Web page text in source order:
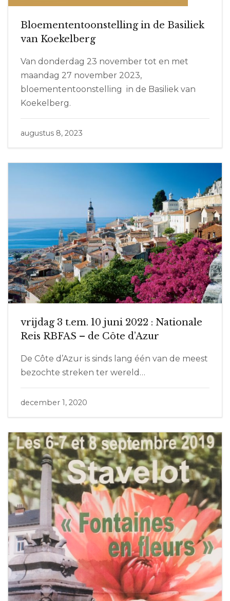
Bloemententoonstelling in de Basiliek
van Koekelberg
Van donderdag 23 november tot en met
maandag 27 november 2023,
bloemententoonstelling in de Basiliek van
Koekelberg.
augustus 8, 2023
vrijdag 3 t.em. 10 juni 2022 : Nationale
Reis RBFAS – de Côte d’Azur
De Côte d’Azur is sinds lang één van de meest
bezochte streken ter wereld…
december 1, 2020